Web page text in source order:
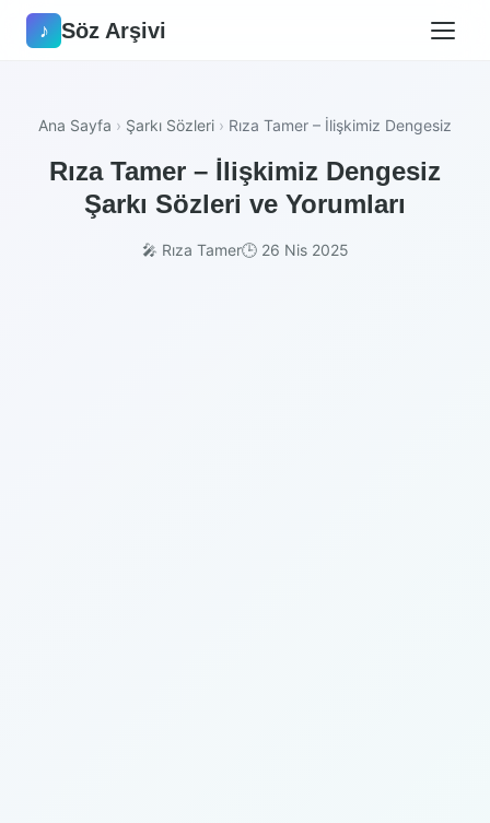
♪ Söz Arşivi
Ana Sayfa › Şarkı Sözleri › Rıza Tamer – İlişkimiz Dengesiz
Rıza Tamer – İlişkimiz Dengesiz
Şarkı Sözleri ve Yorumları
🎤 Rıza Tamer🕒 26 Nis 2025